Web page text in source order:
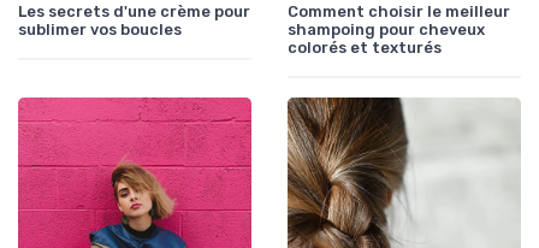
Les secrets d'une crème pour
sublimer vos boucles
Comment choisir le meilleur
shampoing pour cheveux
colorés et texturés